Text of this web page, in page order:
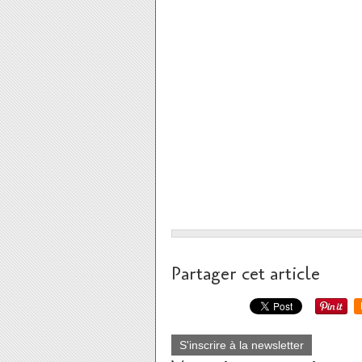
Partager cet article
S'inscrire à la newsletter